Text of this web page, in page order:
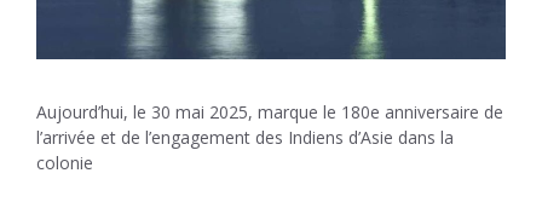
Aujourd’hui, le 30 mai 2025, marque le 180e anniversaire de
l’arrivée et de l’engagement des Indiens d’Asie dans la
colonie